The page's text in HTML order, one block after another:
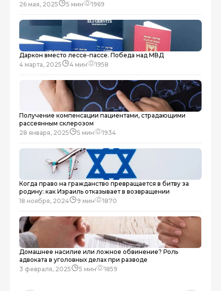
26 мая, 2025 5 мин 1969
4 марта, 2025 4 мин 1958
Даркон вместо лессе-пассе. Победа над МВД
28 января, 2025 5 мин 1934
Получение компенсации пациентами, страдающими
рассеянным склерозом
18 ноября, 2024 9 мин 1870
Когда право на гражданство превращается в битву за
родину: как Израиль отказывает в возвращении
3 февраля, 2025 5 мин 1859
Домашнее насилие или ложное обвинение? Роль
адвоката в уголовных делах при разводе